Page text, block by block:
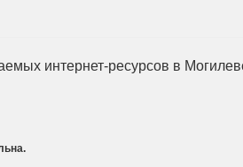
интернет-ресурсов в